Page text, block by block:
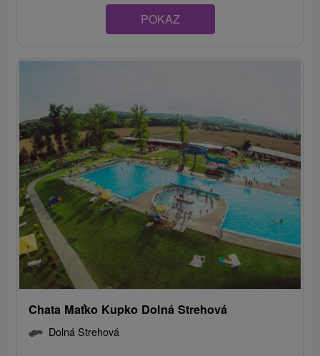
POKAZ
Chata Maťko Kupko Dolná Strehová
Dolná Strehová